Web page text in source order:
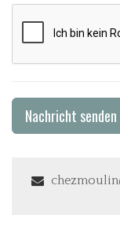
Nachricht senden